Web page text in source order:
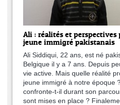
Ali : réalités et
jeune immigré pakistanais
Ali Siddiqui, 22 ans, est né
Belgique il y a 7 ans. Depuis
vie active. Mais quelle réalité
jeune immigré à notre époque
confronte-t-il durant son
sont mises en place ?